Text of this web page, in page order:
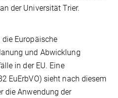
der Universität Trier.
Europäische
und Abwicklung
in der EU. Eine
EuErbVO) sieht nach diesem
die Anwendung der